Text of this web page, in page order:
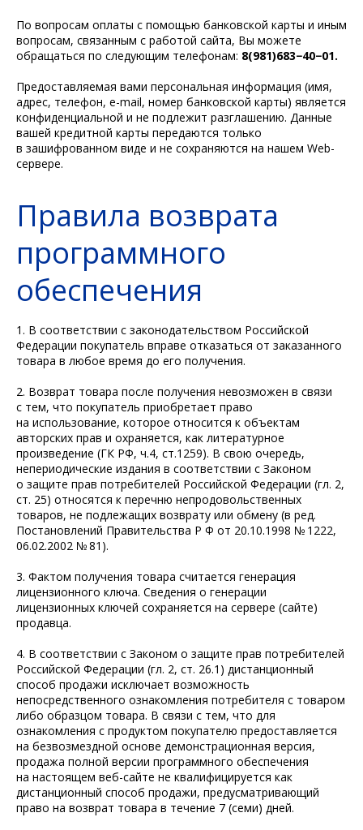
По вопросам оплаты с помощью банковской карты и иным
вопросам, связанным с работой сайта, Вы можете
обращаться по следующим телефонам: 8(981)683−40−01.
Предоставляемая вами персональная информация (имя,
адрес, телефон, e-mail, номер банковской карты) является
конфиденциальной и не подлежит разглашению. Данные
вашей кредитной карты передаются только
в зашифрованном виде и не сохраняются на нашем Web-
сервере.
Правила возврата
программного
обеспечения
1. В соответствии с законодательством Российской
Федерации покупатель вправе отказаться от заказанного
товара в любое время до его получения.
2. Возврат товара после получения невозможен в связи
с тем, что покупатель приобретает право
на использование, которое относится к объектам
авторских прав и охраняется, как литературное
произведение (ГК РФ, ч.4, ст.1259). В свою очередь,
непериодические издания в соответствии с Законом
о защите прав потребителей Российской Федерации (гл. 2,
ст. 25) относятся к перечню непродовольственных
товаров, не подлежащих возврату или обмену (в ред.
Постановлений Правительства Р Ф от 20.10.1998 № 1222,
06.02.2002 № 81).
3. Фактом получения товара считается генерация
лицензионного ключа. Сведения о генерации
лицензионных ключей сохраняется на сервере (сайте)
продавца.
4. В соответствии с Законом о защите прав потребителей
Российской Федерации (гл. 2, ст. 26.1) дистанционный
способ продажи исключает возможность
непосредственного ознакомления потребителя с товаром
либо образцом товара. В связи с тем, что для
ознакомления с продуктом покупателю предоставляется
на безвозмездной основе демонстрационная версия,
продажа полной версии программного обеспечения
на настоящем веб-сайте не квалифицируется как
дистанционный способ продажи, предусматривающий
право на возврат товара в течение 7 (семи) дней.